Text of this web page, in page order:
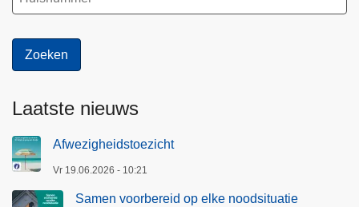
Laatste nieuws
Afwezigheidstoezicht
Vr 19.06.2026 - 10:21
Samen voorbereid op elke noodsituatie